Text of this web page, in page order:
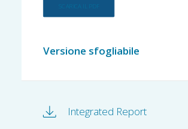
Versione sfogliabile
Integrated Report